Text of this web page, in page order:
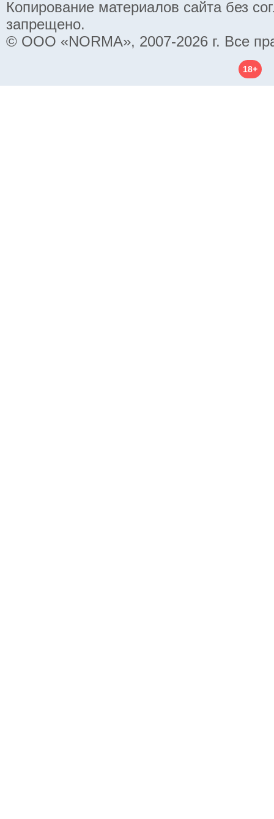
Копирование материалов сайта без
запрещено.
© ООО «NORMA», 2007-2026 г. Все
18+